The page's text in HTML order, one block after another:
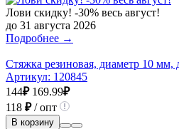
Лови скидку! -30% весь август!
до 31 августа 2026
Подробнее →
Стяжка резиновая, диаметр 10 мм,
Артикул: 120845
144₽ 169.99₽
118 ₽/ опт
В корзину